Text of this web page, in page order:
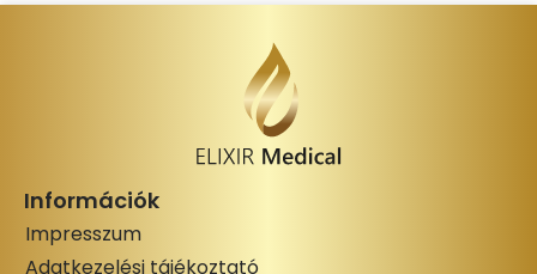
Információk
Impresszum
Adatkezelési tájékoztató